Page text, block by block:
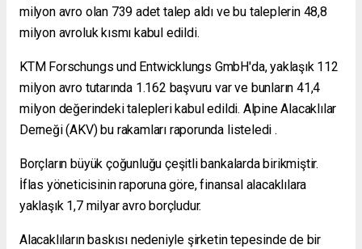
milyon avro olan 739 adet talep aldı ve bu taleplerin 48,8
milyon avroluk kısmı kabul edildi.
KTM Forschungs und Entwicklungs GmbH'da, yaklaşık 112
milyon avro tutarında 1.162 başvuru var ve bunların 41,4
milyon değerindeki talepleri kabul edildi. Alpine Alacaklılar
Derneği (AKV) bu rakamları raporunda listeledi .
Borçların büyük çoğunluğu çeşitli bankalarda birikmiştir.
İflas yöneticisinin raporuna göre, finansal alacaklılara
yaklaşık 1,7 milyar avro borçludur.
Alacaklıların baskısı nedeniyle şirketin tepesinde de bir